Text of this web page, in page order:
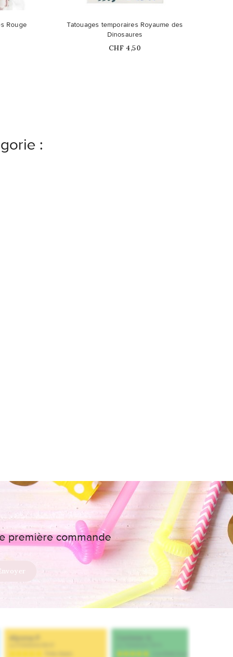
Rouge
Ce produit n'est plus disponible en
stock
Tatouages temporaires Royaume des
Dinosaures
Prix
CHF 4,50
:
première commande